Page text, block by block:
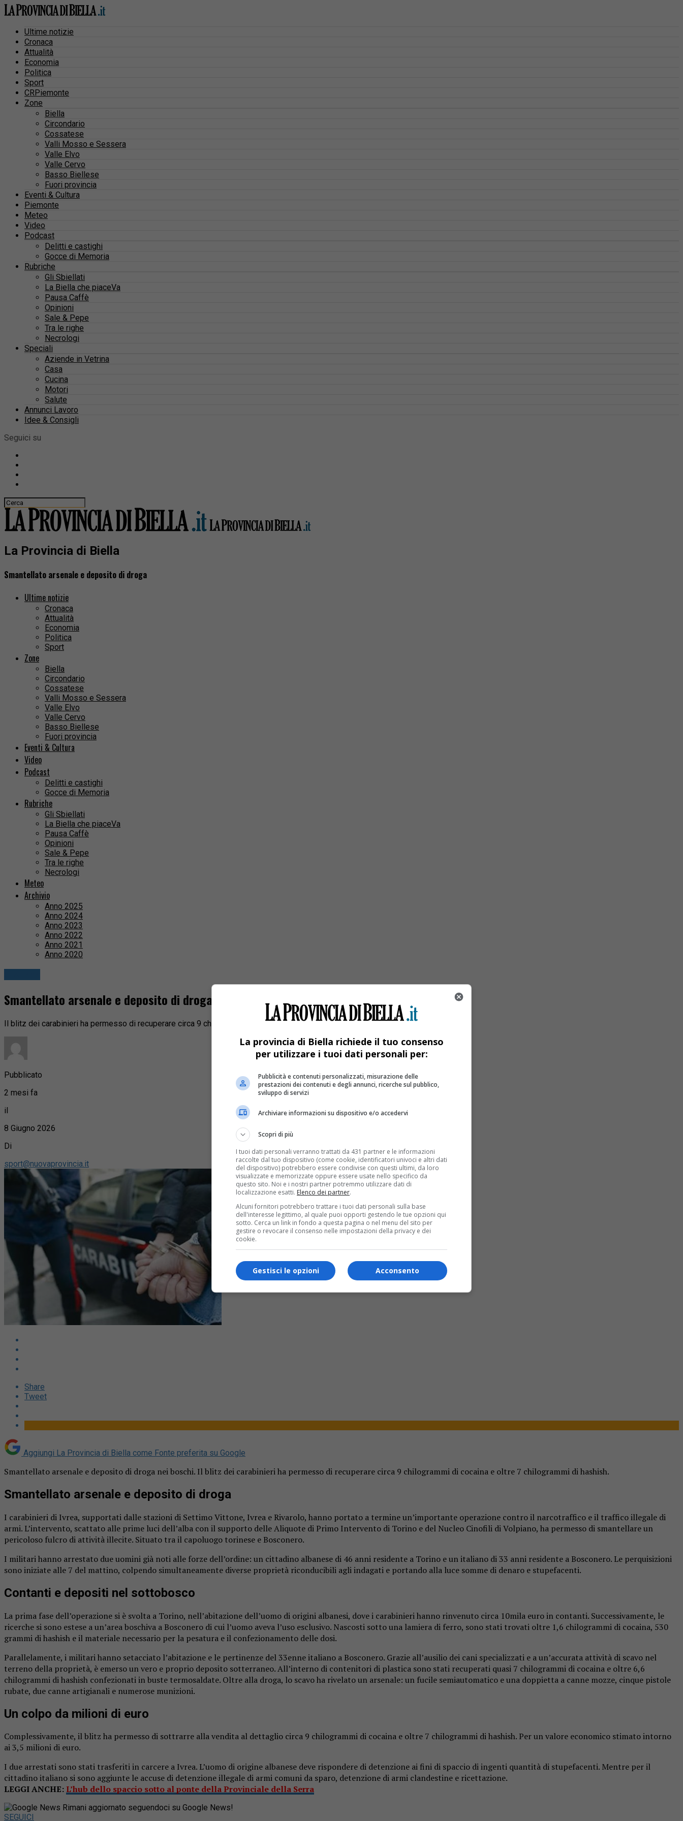
Ultime notizie
Cronaca
Attualità
Economia
Politica
Sport
CRPiemonte
Zone
Biella
Circondario
Cossatese
Valli Mosso e Sessera
Valle Elvo
Valle Cervo
Basso Biellese
Fuori provincia
Eventi & Cultura
Piemonte
Meteo
Video
Podcast
Delitti e castighi
Gocce di Memoria
Rubriche
Gli Sbiellati
La Biella che piaceVa
Pausa Caffè
Opinioni
Sale & Pepe
Tra le righe
Necrologi
Speciali
Aziende in Vetrina
Casa
Cucina
Motori
Salute
Annunci Lavoro
Idee & Consigli
Seguici su
La Provincia di Biella
Smantellato arsenale e deposito di droga
Ultime notizie
Cronaca
Attualità
Economia
Politica
Sport
Zone
Biella
Circondario
Cossatese
Valli Mosso e Sessera
Valle Elvo
Valle Cervo
Basso Biellese
Fuori provincia
Eventi & Cultura
Video
Podcast
Delitti e castighi
Gocce di Memoria
Rubriche
Gli Sbiellati
La Biella che piaceVa
Pausa Caffè
Opinioni
Sale & Pepe
Tra le righe
Necrologi
Meteo
Archivio
Anno 2025
Anno 2024
Anno 2023
Anno 2022
Anno 2021
Anno 2020
Smantellato arsenale e deposito di droga
Il blitz dei carabinieri ha permesso di recuperare circa 9 chilogrammi di cocaina e oltre 7 chilogrammi di hashish
Pubblicato
2 mesi fa
il
8 Giugno 2026
Di
sport@nuovaprovincia.it
Share
Tweet
Aggiungi La Provincia di Biella come Fonte preferita su Google
Smantellato arsenale e deposito di droga nei boschi. Il blitz dei carabinieri ha permesso di recuperare circa 9 chilogrammi di cocaina e oltre 7 chilogrammi di hashish.
Smantellato arsenale e deposito di droga
I carabinieri di Ivrea, supportati dalle stazioni di Settimo Vittone, Ivrea e Rivarolo, hanno portato a termine un’importante operazione contro il narcotraffico e il traffico illegale di
armi. L’intervento, scattato alle prime luci dell’alba con il supporto delle Aliquote di Primo Intervento di Torino e del Nucleo Cinofili di Volpiano, ha permesso di smantellare un
pericoloso fulcro di attività illecite. Situato tra il capoluogo torinese e Bosconero.
I militari hanno arrestato due uomini già noti alle forze dell’ordine: un cittadino albanese di 46 anni residente a Torino e un italiano di 33 anni residente a Bosconero. Le perquisizioni
sono iniziate alle 7 del mattino, colpendo simultaneamente diverse proprietà riconducibili agli indagati e portando alla luce somme di denaro e stupefacenti.
Contanti e depositi nel sottobosco
La prima fase dell’operazione si è svolta a Torino, nell’abitazione dell’uomo di origini albanesi, dove i carabinieri hanno rinvenuto circa 10mila euro in contanti. Successivamente, le
ricerche si sono estese a un’area boschiva a Bosconero di cui l’uomo aveva l’uso esclusivo. Nascosti sotto una lamiera di ferro, sono stati trovati oltre 1,6 chilogrammi di cocaina, 530
grammi di hashish e il materiale necessario per la pesatura e il confezionamento delle dosi.
Parallelamente, i militari hanno setacciato l’abitazione e le pertinenze del 33enne italiano a Bosconero. Grazie all’ausilio dei cani specializzati e a un’accurata attività di scavo nel
terreno della proprietà, è emerso un vero e proprio deposito sotterraneo. All’interno di contenitori di plastica sono stati recuperati quasi 7 chilogrammi di cocaina e oltre 6,6
chilogrammi di hashish confezionati in buste termosaldate. Oltre alla droga, lo scavo ha rivelato un arsenale: un fucile semiautomatico e una doppietta a canne mozze, cinque pistole
rubate, due canne artigianali e numerose munizioni.
Un colpo da milioni di euro
Complessivamente, il blitz ha permesso di sottrarre alla vendita al dettaglio circa 9 chilogrammi di cocaina e oltre 7 chilogrammi di hashish. Per un valore economico stimato intorno
ai 3,5 milioni di euro.
I due arrestati sono stati trasferiti in carcere a Ivrea. L’uomo di origine albanese deve rispondere di detenzione ai fini di spaccio di ingenti quantità di stupefacenti. Mentre per il
cittadino italiano si sono aggiunte le accuse di detenzione illegale di armi comuni da sparo, detenzione di armi clandestine e ricettazione.
LEGGI ANCHE: L’hub dello spaccio sotto al ponte della Provinciale della Serra
Rimani aggiornato seguendoci su Google News!
SEGUICI
La provincia di Biella richiede il tuo consenso
per utilizzare i tuoi dati personali per:
Pubblicità e contenuti personalizzati, misurazione delle
prestazioni dei contenuti e degli annunci, ricerche sul pubblico,
sviluppo di servizi
Archiviare informazioni su dispositivo e/o accedervi
Scopri di più
I tuoi dati personali verranno trattati da 431 partner e le informazioni
raccolte dal tuo dispositivo (come cookie, identificatori univoci e altri dati
del dispositivo) potrebbero essere condivise con questi ultimi, da loro
visualizzate e memorizzate oppure essere usate nello specifico da
questo sito. Noi e i nostri partner potremmo utilizzare dati di
localizzazione esatti. Elenco dei partner.
Alcuni fornitori potrebbero trattare i tuoi dati personali sulla base
dell'interesse legittimo, al quale puoi opporti gestendo le tue opzioni qui
sotto. Cerca un link in fondo a questa pagina o nel menu del sito per
gestire o revocare il consenso nelle impostazioni della privacy e dei
cookie.
Acconsento
Gestisci le opzioni